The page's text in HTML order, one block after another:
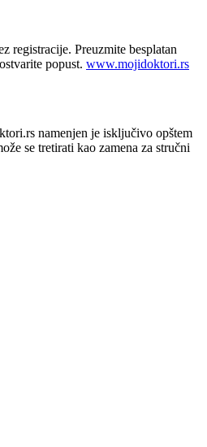
registracije. Preuzmite besplatan
popust. www.mojidoktori.rs
namenjen je isključivo opštem
se tretirati kao zamena za stručni